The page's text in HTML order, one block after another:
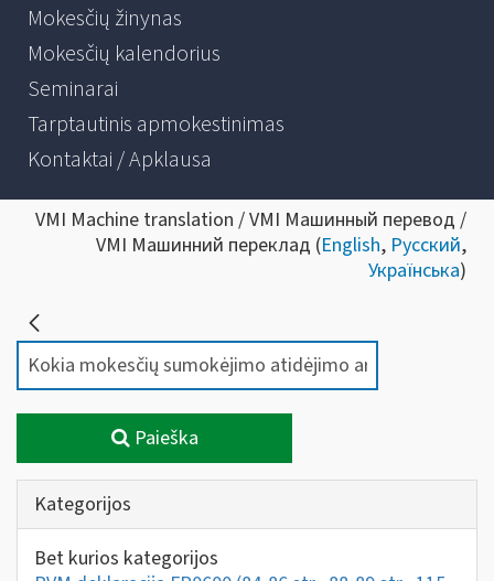
Mokesčių žinynas
Mokesčių kalendorius
Seminarai
Tarptautinis apmokestinimas
Kontaktai / Apklausa
VMI Machine translation / VMI Машинный перевод /
VMI Машинний переклад (English, Русский,
Українська)
Paieška
Kategorijos
Bet kurios kategorijos